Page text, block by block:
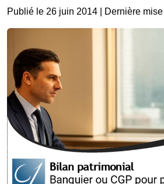
Publié le 26 juin 2014 | Dernière